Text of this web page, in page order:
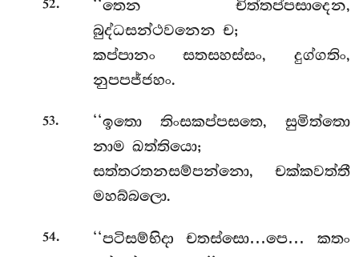
52
‘‘තෙන චිත්තප්පසාදෙන,
බුද්ධසන්ථවනෙන ච;
කප්පානං සතසහස්සං, දුග්ගතිං,
නුපපජ්ජහං.
53.
‘‘ඉතො තිංසකප්පසතෙ, සුමිත්තො
නාම ඛත්තියො;
සත්තරතනසම්පන්නො, චක්කවත්තී
මහබ්බලො.
54. ‘‘පටිසම්භිදාචතස්සො…පෙ… කතං